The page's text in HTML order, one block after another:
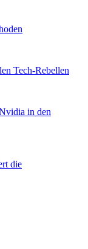
Tech-Rebellen
in den
die